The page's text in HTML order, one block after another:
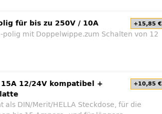
für bis zu 250V / 10A +15,85 €
mit Doppelwippe.zum Schalten von 12
12/24V kompatibel +
+10,85 €
als DIN/Merit/HELLA Steckdose, für die